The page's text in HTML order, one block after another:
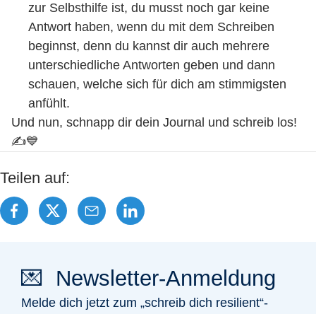
zur Selbsthilfe ist, du musst noch gar keine
Antwort haben, wenn du mit dem Schreiben
beginnst, denn du kannst dir auch mehrere
unterschiedliche Antworten geben und dann
schauen, welche sich für dich am stimmigsten
anfühlt.
Und nun, schnapp dir dein Journal und schreib los!
✍️💙
Teilen auf:
💌 Newsletter-Anmeldung
Melde dich jetzt zum „schreib dich resilient“-